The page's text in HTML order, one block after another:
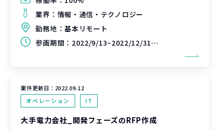
業界： 情報・通信・テクノロジー
勤務地：基本リモート
参画期間： 2022/9/13~2022/12/31(延長可能性あり)
案件更新日： 2022.09.12
オペレーション
IT
大手電力会社_開発フェーズのRFP作成